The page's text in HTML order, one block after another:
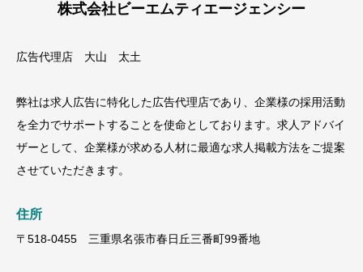
株式会社ビーエムティエージェンシー
広告代理店 大山 太土
弊社は求人広告に特化した広告代理店であり、企業様の採用活動
を全力でサポートすることを使命としております。求人アドバイ
ザーとして、企業様が求める人材に最適な求人掲載方法をご提案
させていただきます。
住所
〒518-0455 三重県名張市春日丘三番町99番地